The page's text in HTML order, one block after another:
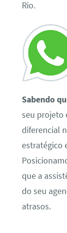
Rio.
Sabendo
seu projeto
diferencial
estratégico
que a
do seu
atrasos.